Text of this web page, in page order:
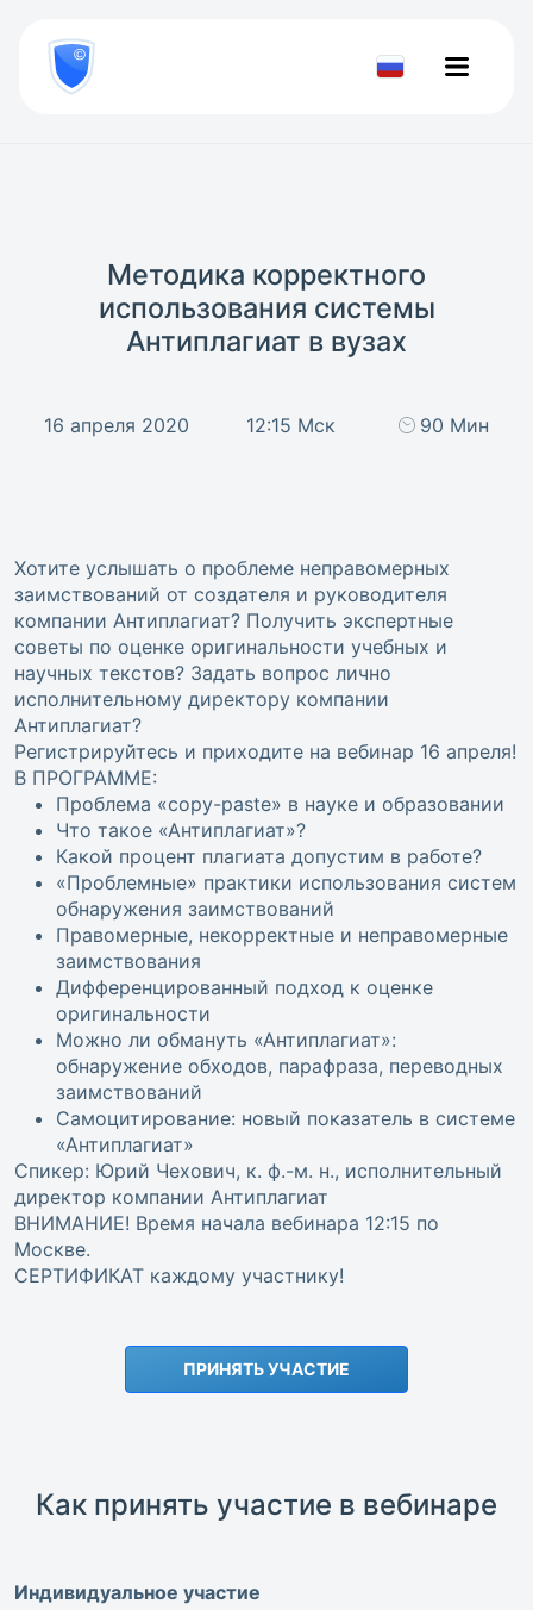
800
777-
81-Проверить
Методика корректного
использования системы
Антиплагиат в вузах
16 апреля 2020 12:15 Мск 90 Мин
Хотите услышать о проблеме неправомерных
заимствований от создателя и руководителя
компании Антиплагиат? Получить экспертные
советы по оценке оригинальности учебных и
научных текстов? Задать вопрос лично
исполнительному директору компании
Антиплагиат?
Регистрируйтесь и приходите на вебинар 16 апреля!
В ПРОГРАММЕ:
Проблема «copy-paste» в науке и образовании
Что такое «Антиплагиат»?
Какой процент плагиата допустим в работе?
«Проблемные» практики использования систем
обнаружения заимствований
Правомерные, некорректные и неправомерные
заимствования
Дифференцированный подход к оценке
оригинальности
Можно ли обмануть «Антиплагиат»:
обнаружение обходов, парафраза, переводных
заимствований
Самоцитирование: новый показатель в системе
«Антиплагиат»
Спикер: Юрий Чехович, к. ф.-м. н., исполнительный
директор компании Антиплагиат
ВНИМАНИЕ! Время начала вебинара 12:15 по
Москве.
СЕРТИФИКАТ каждому участнику!
ПРИНЯТЬ УЧАСТИЕ
Как принять участие в вебинаре
Индивидуальное участие